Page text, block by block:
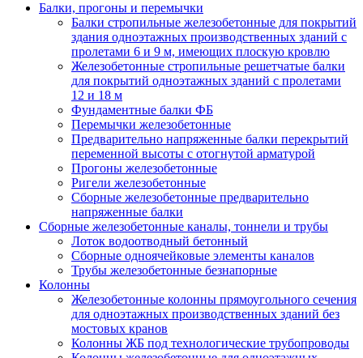
Балки, прогоны и перемычки
Балки стропильные железобетонные для покрытий
здания одноэтажных производственных зданий с
пролетами 6 и 9 м, имеющих плоскую кровлю
Железобетонные стропильные решетчатые балки
для покрытий одноэтажных зданий с пролетами
12 и 18 м
Фундаментные балки ФБ
Перемычки железобетонные
Предварительно напряженные балки перекрытий
переменной высоты с отогнутой арматурой
Прогоны железобетонные
Ригели железобетонные
Сборные железобетонные предварительно
напряженные балки
Сборные железобетонные каналы, тоннели и трубы
Лоток водоотводный бетонный
Сборные одноячейковые элементы каналов
Трубы железобетонные безнапорные
Колонны
Железобетонные колонны прямоугольного сечения
для одноэтажных производственных зданий без
мостовых кранов
Колонны ЖБ под технологические трубопроводы